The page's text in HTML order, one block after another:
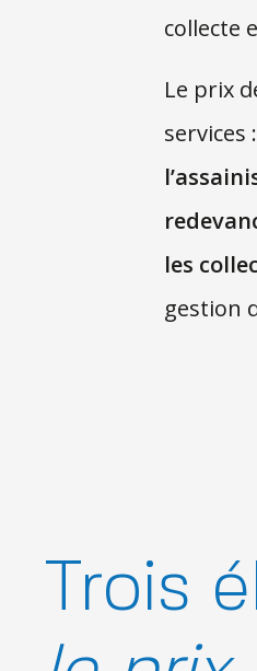
collecte
Le prix
services
les
gestion
Trois